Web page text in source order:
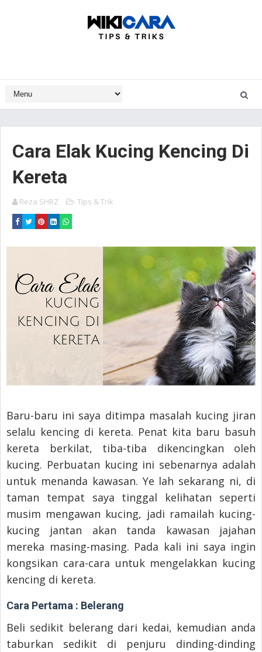
Cara Elak Kucing Kencing Di
Kereta
Reza SHRZ Tips & Trik
Baru-baru ini saya ditimpa masalah kucing jiran
selalu kencing di kereta. Penat kita baru basuh
kereta berkilat, tiba-tiba dikencingkan oleh
kucing. Perbuatan kucing ini sebenarnya adalah
untuk menanda kawasan. Ye lah sekarang ni, di
taman tempat saya tinggal kelihatan seperti
musim mengawan kucing, jadi ramailah kucing-
kucing jantan akan tanda kawasan jajahan
mereka masing-masing. Pada kali ini saya ingin
kongsikan cara-cara untuk mengelakkan kucing
kencing di kereta.
Cara Pertama : Belerang
Beli sedikit belerang dari kedai, kemudian anda
taburkan sedikit di penjuru dinding-dinding